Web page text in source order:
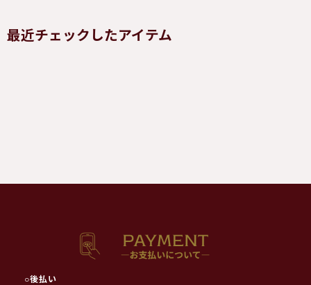
最近チェックしたアイテム
○後払い